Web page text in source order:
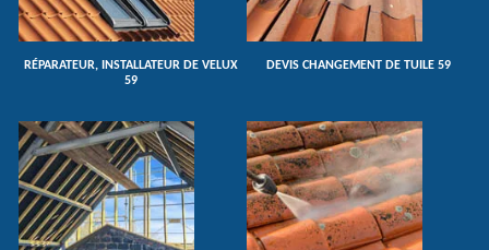
RÉPARATEUR, INSTALLATEUR DE VELUX
59
DEVIS CHANGEMENT DE TUILE 59